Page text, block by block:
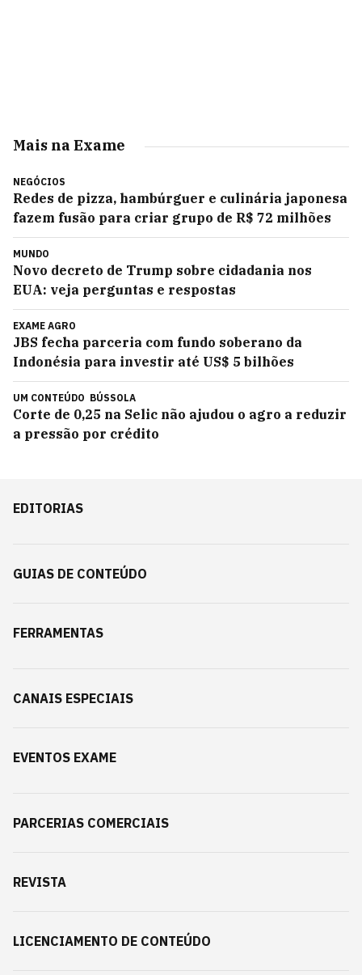
Mais na Exame
NEGÓCIOS
Redes de pizza, hambúrguer e culinária japonesa
fazem fusão para criar grupo de R$ 72 milhões
MUNDO
Novo decreto de Trump sobre cidadania nos
EUA: veja perguntas e respostas
EXAME AGRO
JBS fecha parceria com fundo soberano da
Indonésia para investir até US$ 5 bilhões
UM CONTEÚDO BÚSSOLA
Corte de 0,25 na Selic não ajudou o agro a reduzir
a pressão por crédito
EDITORIAS
GUIAS DE CONTEÚDO
FERRAMENTAS
CANAIS ESPECIAIS
EVENTOS EXAME
PARCERIAS COMERCIAIS
REVISTA
LICENCIAMENTO DE CONTEÚDO